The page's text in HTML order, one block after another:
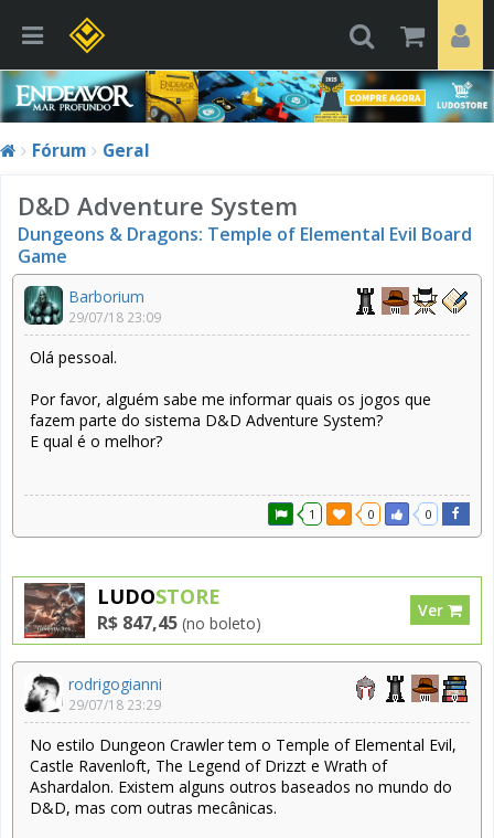
Fórum Geral
D&D Adventure System
Dungeons & Dragons: Temple of Elemental Evil Board
Game
Barborium
29/07/18 23:09
Olá pessoal.
Por favor, alguém sabe me informar quais os jogos que
fazem parte do sistema D&D Adventure System?
E qual é o melhor?
1 0 0
LUDOSTORE
R$ 847,45 (no boleto)
Ver
rodrigogianni
29/07/18 23:29
No estilo Dungeon Crawler tem o Temple of Elemental Evil,
Castle Ravenloft, The Legend of Drizzt e Wrath of
Ashardalon. Existem alguns outros baseados no mundo do
D&D, mas com outras mecânicas.